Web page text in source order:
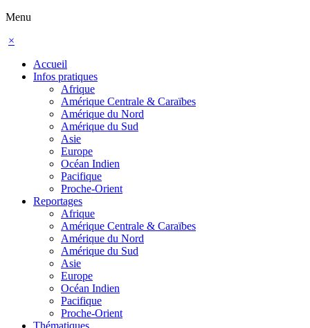
Menu
×
Accueil
Infos pratiques
Afrique
Amérique Centrale & Caraïbes
Amérique du Nord
Amérique du Sud
Asie
Europe
Océan Indien
Pacifique
Proche-Orient
Reportages
Afrique
Amérique Centrale & Caraïbes
Amérique du Nord
Amérique du Sud
Asie
Europe
Océan Indien
Pacifique
Proche-Orient
Thématiques